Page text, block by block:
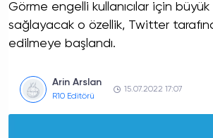
Görme engelli kullanıcılar için büyük
sağlayacak o özellik, Twitter
edilmeye başlandı.
Arin Arslan
R10 Editörü
15.07.2022 17:07